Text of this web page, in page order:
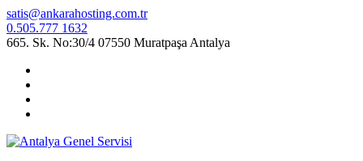
satis@ankarahosting.com.tr
0.505.777 1632
665. Sk. No:30/4 07550 Muratpaşa Antalya